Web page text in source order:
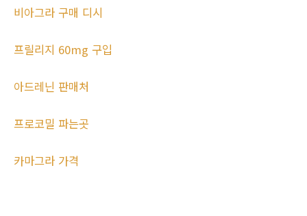
비아그라 구매 디시
프릴리지 60mg 구입
아드레닌 판매처
프로코밀 파는곳
카마그라 가격